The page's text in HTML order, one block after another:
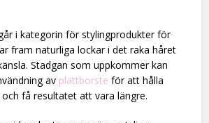
i kategorin för stylingprodukter för
fram naturliga lockar i det raka håret
Stadgan som uppkommer kan
av plattborste för att hålla
få resultatet att vara längre.